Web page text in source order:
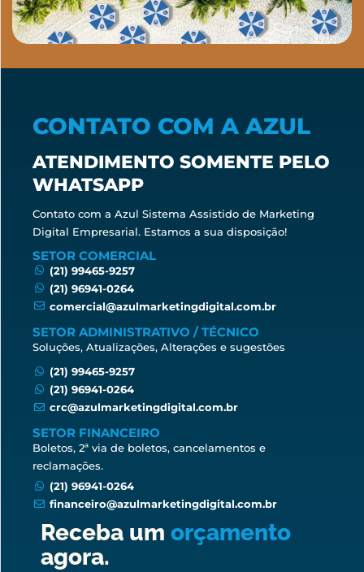
CONTATO COM A AZUL
ATENDIMENTO SOMENTE PELO
WHATSAPP
Contato com a Azul Sistema Assistido de Marketing
Digital Empresarial. Estamos a sua disposição!
SETOR COMERCIAL
(21) 99465-9257
(21) 96941-0264
comercial@azulmarketingdigital.com.br
SETOR ADMINISTRATIVO / TÉCNICO
Soluções, Atualizações, Alterações e sugestões
(21) 99465-9257
(21) 96941-0264
crc@azulmarketingdigital.com.br
SETOR FINANCEIRO
Boletos, 2ª via de boletos, cancelamentos e
reclamações.
(21) 96941-0264
financeiro@azulmarketingdigital.com.br
Receba um orçamento
agora.